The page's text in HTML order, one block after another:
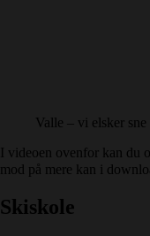
Valle – vi elsker sne
I videoen ovenfor kan du
mod på mere kan i
Skiskole